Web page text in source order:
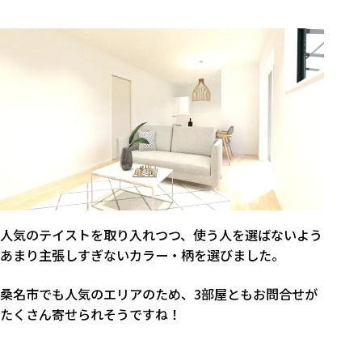
人気のテイストを取り入れつつ、使う人を選ばないよう
あまり主張しすぎないカラー・柄を選びました。
桑名市でも人気のエリアのため、3部屋ともお問合せが
たくさん寄せられそうですね！